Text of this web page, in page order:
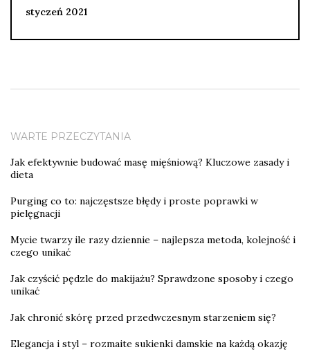
styczeń 2021
WARTE PRZECZYTANIA
Jak efektywnie budować masę mięśniową? Kluczowe zasady i
dieta
Purging co to: najczęstsze błędy i proste poprawki w
pielęgnacji
Mycie twarzy ile razy dziennie – najlepsza metoda, kolejność i
czego unikać
Jak czyścić pędzle do makijażu? Sprawdzone sposoby i czego
unikać
Jak chronić skórę przed przedwczesnym starzeniem się?
Elegancja i styl – rozmaite sukienki damskie na każdą okazję